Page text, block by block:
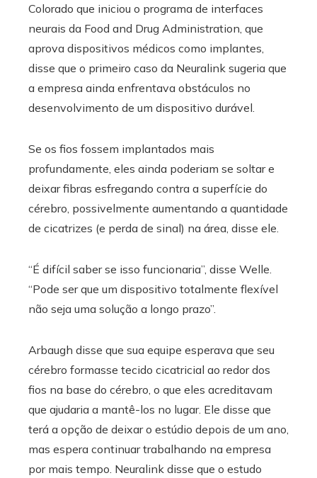
Colorado que iniciou o programa de interfaces
neurais da Food and Drug Administration, que
aprova dispositivos médicos como implantes,
disse que o primeiro caso da Neuralink sugeria que
a empresa ainda enfrentava obstáculos no
desenvolvimento de um dispositivo durável.
Se os fios fossem implantados mais
profundamente, eles ainda poderiam se soltar e
deixar fibras esfregando contra a superfície do
cérebro, possivelmente aumentando a quantidade
de cicatrizes (e perda de sinal) na área, disse ele.
“É difícil saber se isso funcionaria”, disse Welle.
“Pode ser que um dispositivo totalmente flexível
não seja uma solução a longo prazo”.
Arbaugh disse que sua equipe esperava que seu
cérebro formasse tecido cicatricial ao redor dos
fios na base do cérebro, o que eles acreditavam
que ajudaria a mantê-los no lugar. Ele disse que
terá a opção de deixar o estúdio depois de um ano,
mas espera continuar trabalhando na empresa
por mais tempo. Neuralink disse que o estudo